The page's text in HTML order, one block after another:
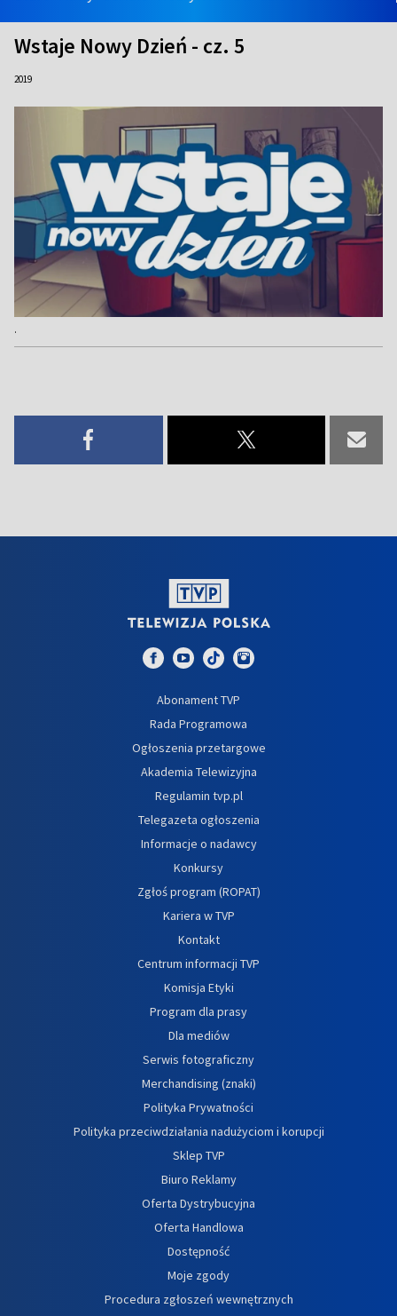
Wstaje Nowy Dzień - cz. 5
2019
.
Abonament TVP
Rada Programowa
Ogłoszenia przetargowe
Akademia Telewizyjna
Regulamin tvp.pl
Telegazeta ogłoszenia
Informacje o nadawcy
Konkursy
Zgłoś program (ROPAT)
Kariera w TVP
Kontakt
Centrum informacji TVP
Komisja Etyki
Program dla prasy
Dla mediów
Serwis fotograficzny
Merchandising (znaki)
Polityka Prywatności
Polityka przeciwdziałania nadużyciom i korupcji
Sklep TVP
Biuro Reklamy
Oferta Dystrybucyjna
Oferta Handlowa
Dostępność
Moje zgody
Procedura zgłoszeń wewnętrznych